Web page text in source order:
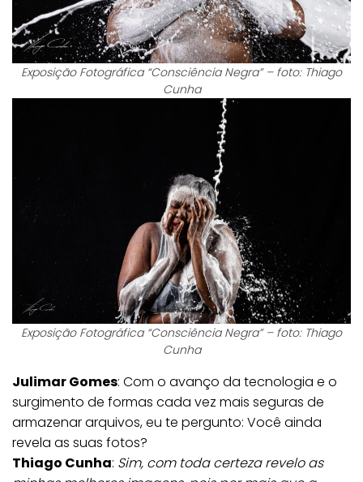
Exposição Fotográfica “Consciência Negra” – foto: Thiago
Cunha
Exposição Fotográfica “Consciência Negra” – foto: Thiago
Cunha
Julimar Gomes: Com o avanço da tecnologia e o
surgimento de formas cada vez mais seguras de
armazenar arquivos, eu te pergunto: Você ainda
revela as suas fotos?
Thiago Cunha: Sim, com toda certeza revelo as